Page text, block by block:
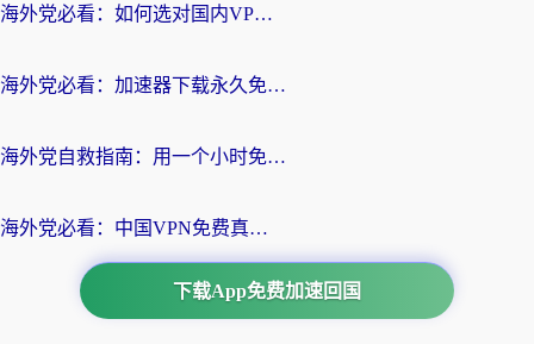
海外党必看：如何选对国内VPN，实现无缝访问国内资源？
海外党必看：加速器下载永久免费版真的存在吗？教你无缝访问国内资源的正确姿势
海外党自救指南：用一个小时免费加速器，轻松打破国内资源访问壁垒？
海外党必看：中国VPN免费真的靠谱吗？手把手教你选对回国加速器
下载App免费加速回国